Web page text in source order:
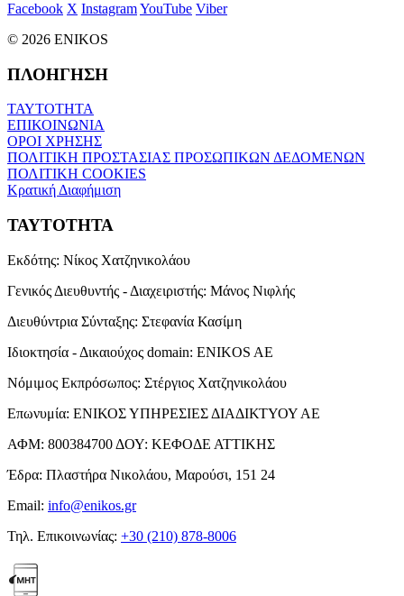
Facebook X InstagramYouTube Viber
© 2026 ENIKOS
ΠΛΟΗΓΗΣΗ
ΤΑΥΤΟΤΗΤΑ
ΕΠΙΚΟΙΝΩΝΙΑ
ΟΡΟΙ ΧΡΗΣΗΣ
ΠΟΛΙΤΙΚΗ ΠΡΟΣΤΑΣΙΑΣ ΠΡΟΣΩΠΙΚΩΝ ΔΕΔΟΜΕΝΩΝ
ΠΟΛΙΤΙΚΗ COOKIES
Κρατική Διαφήμιση
ΤΑΥΤΟΤΗΤΑ
Εκδότης: Νίκος Χατζηνικολάου
Γενικός Διευθυντής - Διαχειριστής: Μάνος Νιφλής
Διευθύντρια Σύνταξης: Στεφανία Κασίμη
Ιδιοκτησία - Δικαιούχος domain: ENIKOS AE
Νόμιμος Εκπρόσωπος: Στέργιος Χατζηνικολάου
Επωνυμία: ΕΝΙΚΟΣ ΥΠΗΡΕΣΙΕΣ ΔΙΑΔΙΚΤΥΟΥ ΑΕ
ΑΦΜ: 800384700 ΔΟΥ: ΚΕΦΟΔΕ ΑΤΤΙΚΗΣ
Έδρα: Πλαστήρα Νικολάου, Μαρούσι, 151 24
Email: info@enikos.gr
Τηλ. Επικοινωνίας: +30 (210) 878-8006